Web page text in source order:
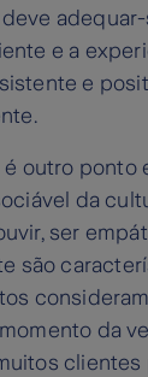
adequar-
e a
e
outro ponto
da
ser
são
da